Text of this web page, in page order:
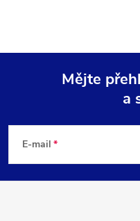
p
Mějte
a
E-mail